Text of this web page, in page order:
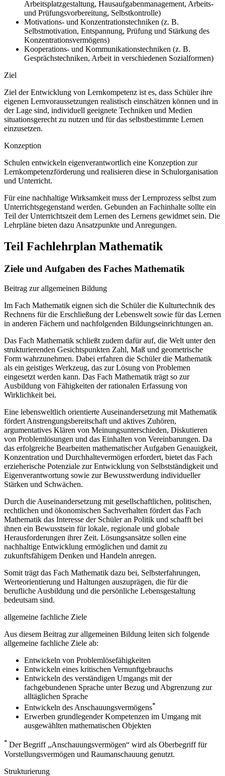
Arbeitsplatzgestaltung, Hausaufgabenmanagement, Arbeits-
und Prüfungsvorbereitung, Selbstkontrolle)
Motivations- und Konzentrationstechniken (z. B.
Selbstmotivation, Entspannung, Prüfung und Stärkung des
Konzentrationsvermögens)
Kooperations- und Kommunikationstechniken (z. B.
Gesprächstechniken, Arbeit in verschiedenen Sozialformen)
Ziel
Ziel der Entwicklung von Lernkompetenz ist es, dass Schüler ihre
eigenen Lernvoraussetzungen realistisch einschätzen können und in
der Lage sind, individuell geeignete Techniken und Medien
situationsgerecht zu nutzen und für das selbstbestimmte Lernen
einzusetzen.
Konzeption
Schulen entwickeln eigenverantwortlich eine Konzeption zur
Lernkompetenzförderung und realisieren diese in Schulorganisation
und Unterricht.
Für eine nachhaltige Wirksamkeit muss der Lernprozess selbst zum
Unterrichtsgegenstand werden. Gebunden an Fachinhalte sollte ein
Teil der Unterrichtszeit dem Lernen des Lernens gewidmet sein. Die
Lehrpläne bieten dazu Ansatzpunkte und Anregungen.
Teil Fachlehrplan Mathematik
Ziele und Aufgaben des Faches Mathematik
Beitrag zur allgemeinen Bildung
Im Fach Mathematik eignen sich die Schüler die Kulturtechnik des
Rechnens für die Erschließung der Lebenswelt sowie für das Lernen
in anderen Fächern und nachfolgenden Bildungseinrichtungen an.
Das Fach Mathematik schließt zudem dafür auf, die Welt unter den
strukturierenden Gesichtspunkten Zahl, Maß und geometrische
Form wahrzunehmen. Dabei erfahren die Schüler die Mathematik
als ein geistiges Werkzeug, das zur Lösung von Problemen
eingesetzt werden kann. Das Fach Mathematik trägt so zur
Ausbildung von Fähigkeiten der rationalen Erfassung von
Wirklichkeit bei.
Eine lebensweltlich orientierte Auseinandersetzung mit Mathematik
fördert Anstrengungsbereitschaft und aktives Zuhören,
argumentatives Klären von Meinungsunterschieden, Diskutieren
von Problemlösungen und das Einhalten von Vereinbarungen. Da
das erfolgreiche Bearbeiten mathematischer Aufgaben Genauigkeit,
Konzentration und Durchhaltevermögen erfordert, bietet das Fach
erzieherische Potenziale zur Entwicklung von Selbstständigkeit und
Eigenverantwortung sowie zur Bewusstwerdung individueller
Stärken und Schwächen.
Durch die Auseinandersetzung mit gesellschaftlichen, politischen,
rechtlichen und ökonomischen Sachverhalten fördert das Fach
Mathematik das Interesse der Schüler an Politik und schafft bei
ihnen ein Bewusstsein für lokale, regionale und globale
Herausforderungen ihrer Zeit. Lösungsansätze sollen eine
nachhaltige Entwicklung ermöglichen und damit zu
zukunftsfähigem Denken und Handeln anregen.
Somit trägt das Fach Mathematik dazu bei, Selbsterfahrungen,
Werteorientierung und Haltungen auszuprägen, die für die
berufliche Ausbildung und die persönliche Lebensgestaltung
bedeutsam sind.
allgemeine fachliche Ziele
Aus diesem Beitrag zur allgemeinen Bildung leiten sich folgende
allgemeine fachliche Ziele ab:
Entwickeln von Problemlösefähigkeiten
Entwickeln eines kritischen Vernunftgebrauchs
Entwickeln des verständigen Umgangs mit der
fachgebundenen Sprache unter Bezug und Abgrenzung zur
alltäglichen Sprache
Entwickeln des Anschauungsvermögens*
Erwerben grundlegender Kompetenzen im Umgang mit
ausgewählten mathematischen Objekten
* Der Begriff „Anschauungsvermögen“ wird als Oberbegriff für
Vorstellungsvermögen und Raumanschauung genutzt.
Strukturierung